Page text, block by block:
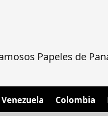
Papeles de
Venezuela Colombia